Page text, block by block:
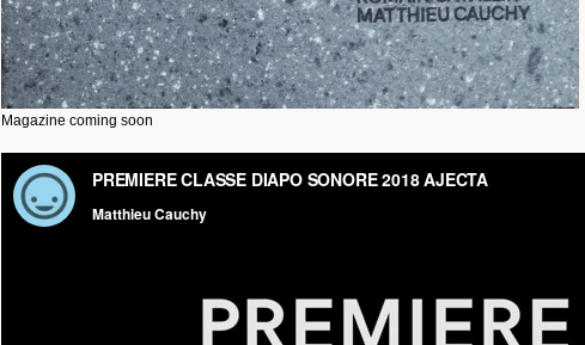
Magazine coming soon